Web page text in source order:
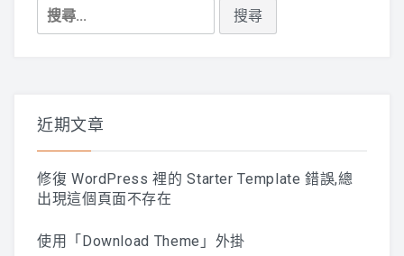
搜
尋
近期文章
修復 WordPress 裡的 Starter Template 錯誤,總
出現這個頁面不存在
使用「Download Theme」外掛